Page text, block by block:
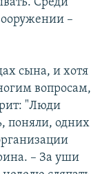
–
сына, и хотя
вопросам,
"Люди
поняли, одних
– За уши